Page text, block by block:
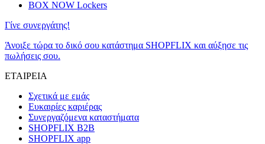
BOX NOW Lockers
Γίνε συνεργάτης!
Άνοιξε τώρα το δικό σου κατάστημα SHOPFLIX και αύξησε τις
πωλήσεις σου.
ΕΤΑΙΡΕΙΑ
Σχετικά με εμάς
Ευκαιρίες καριέρας
Συνεργαζόμενα καταστήματα
SHOPFLIX B2B
SHOPFLIX app